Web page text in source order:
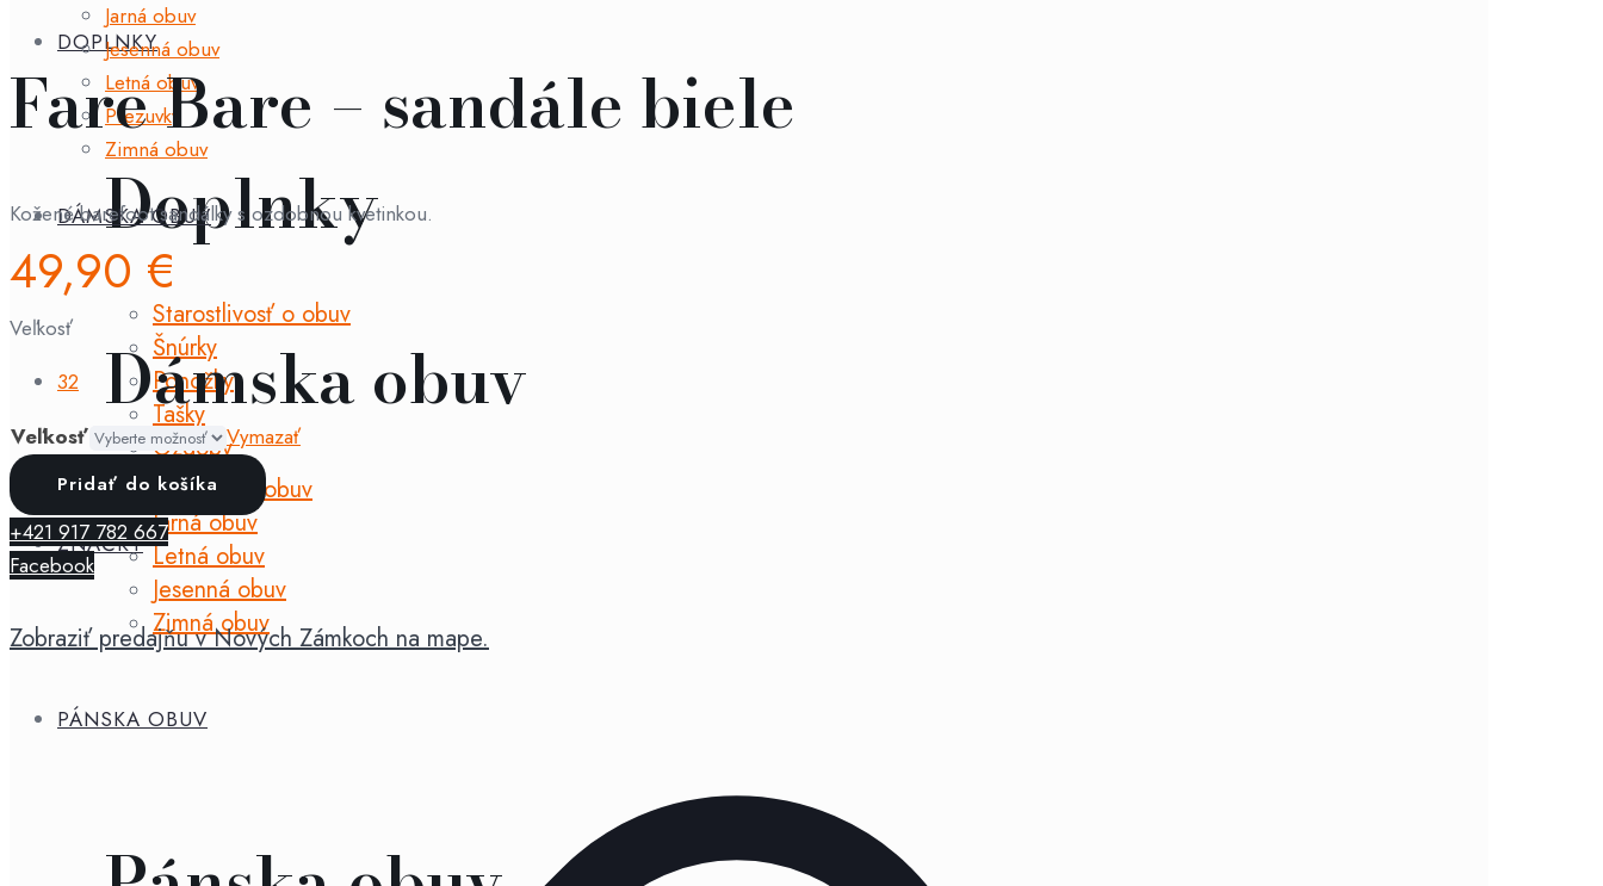
DOPLNKY
Doplnky
Starostlivosť o obuv
Šnúrky
Ponožky
Tašky
Ozdoby
ZNAČKY
Jarná obuv
Jesenná obuv
Letná obuv
Prezuvky
Zimná obuv
DÁMSKA OBUV
Dámska obuv
Celoročná obuv
Jarná obuv
Letná obuv
Jesenná obuv
Zimná obuv
PÁNSKA OBUV
Fare Bare – sandále biele
Kožené barefoot sandálky s ozdobnou kvetinkou.
49,90 €
Veľkosť
32
Veľkosť
Vymazať
množstvo
Fare
Bare
-
biele
Pridať do košíka
+421 917 782 667
Facebook
Zobraziť predajňu v Nových Zámkoch na mape.